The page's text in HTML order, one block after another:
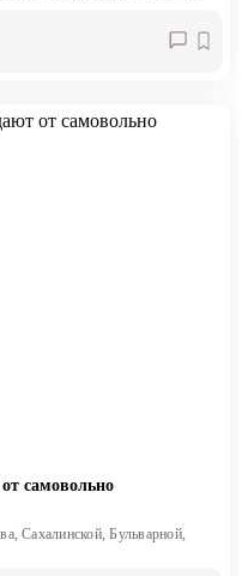
самовольно
Сахалинской, Бульварной,